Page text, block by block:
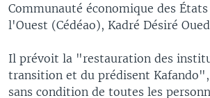
Communauté économique des
l'Ouest (Cédéao), Kadré Désiré
Il prévoit la "restauration des
transition et du prédisent
sans condition de toutes les